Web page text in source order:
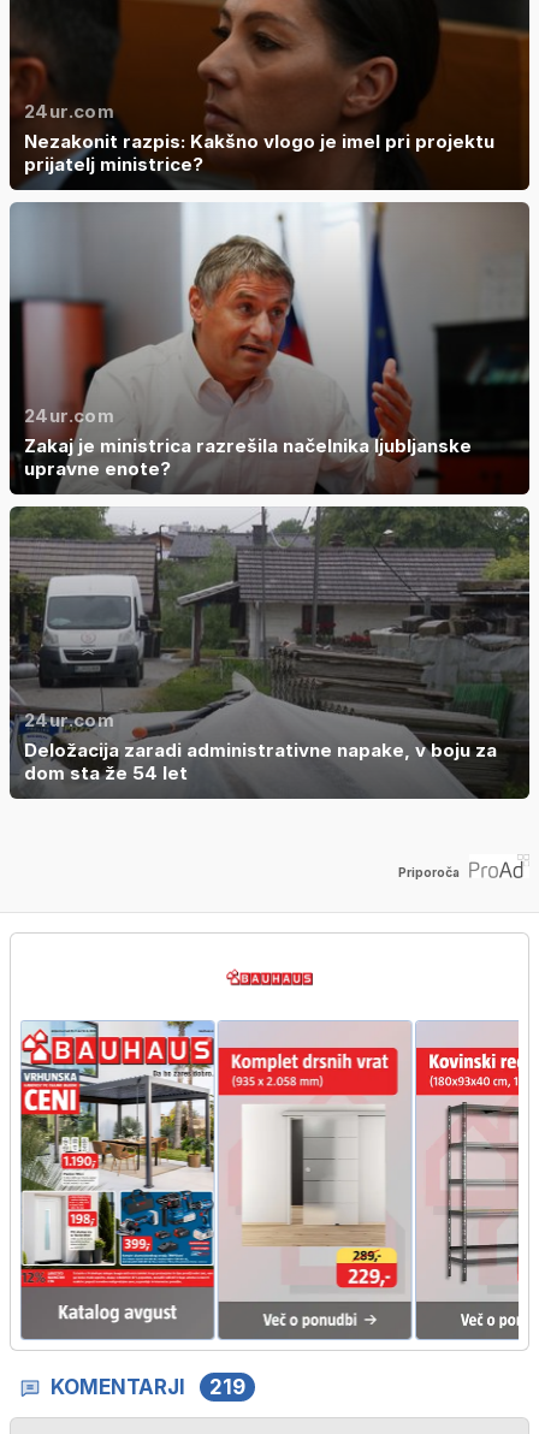
24ur.com
Nezakonit razpis: Kakšno vlogo je imel pri projektu
prijatelj ministrice?
24ur.com
Zakaj je ministrica razrešila načelnika ljubljanske
upravne enote?
24ur.com
Deložacija zaradi administrativne napake, v boju za
dom sta že 54 let
Priporoča
KOMENTARJI 219